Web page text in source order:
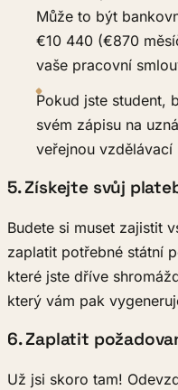
Může to být
€10 440 (€870
vaše pracovní
Pokud jste student,
svém zápisu na
veřejnou vzdělávací
5. Získejte svůj
Budete si muset zajistit
zaplatit potřebné státní
které jste dříve
který vám pak
6. Zaplatit
Už jsi skoro tam!